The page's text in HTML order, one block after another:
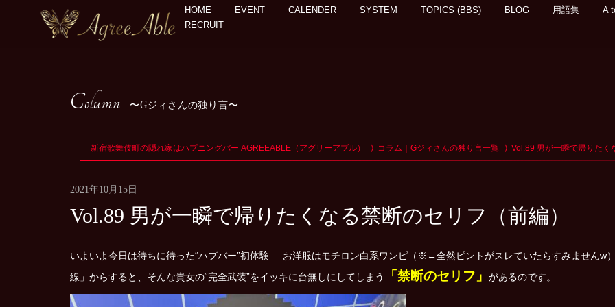
HOME EVENT CALENDER SYSTEM TOPICS (BBS) BLOG 用語集
A
RECRUIT
Column Gジィさんの独り言
新宿歌舞伎町の隠れ家はハプニングバー AGREEABLE（アグリーアブル） コラム｜Gジィさんの独り言一覧 Vol.89 男が一瞬で帰りたく
2021年10月15日
Vol.89 男が一瞬で帰りたくなる禁断のセリフ（前編）
いよいよ今日は待ちに待った“ハプバー”初体験──お洋服はモチロン白系ワンピ（※←全然ピントがスレていたらすみませんw
線」からすると、そんな貴女の“完全武装”をイッキに台無しにしてしまう
「禁断のセリフ」 があるのです。